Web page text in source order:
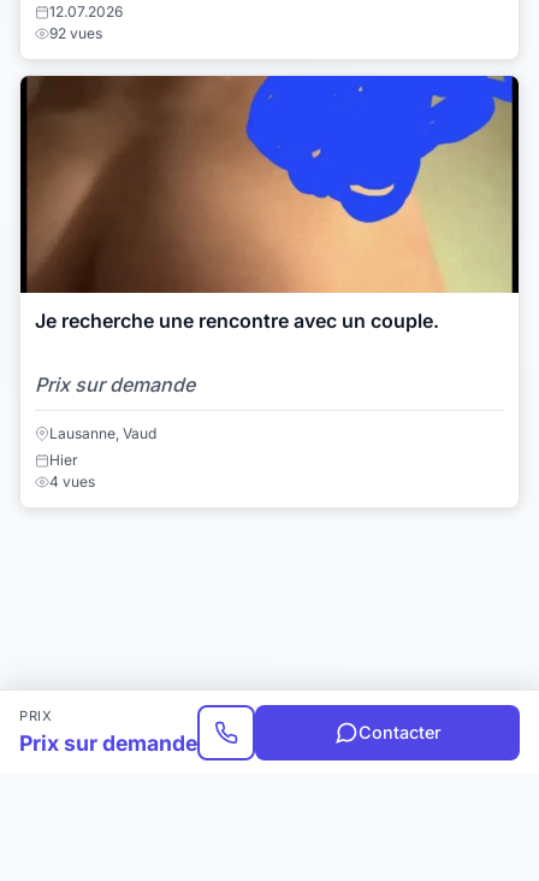
12.07.2026
92 vues
Je recherche une rencontre avec un couple.
Prix sur demande
Lausanne, Vaud
Hier
4 vues
PRIX
Prix sur demande Contacter